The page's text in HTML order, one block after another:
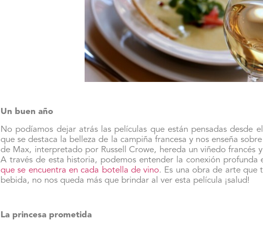
Un buen año
No podíamos dejar atrás las películas que están pensadas desde
que se destaca la belleza de la campiña francesa y nos enseña
de Max, interpretado por Russell Crowe, hereda un viñedo francés
A través de esta historia, podemos entender la conexión
que se encuentra en cada botella de vino. Es una obra de arte que
bebida, no nos queda más que brindar al ver esta película ¡salud!
La princesa prometida